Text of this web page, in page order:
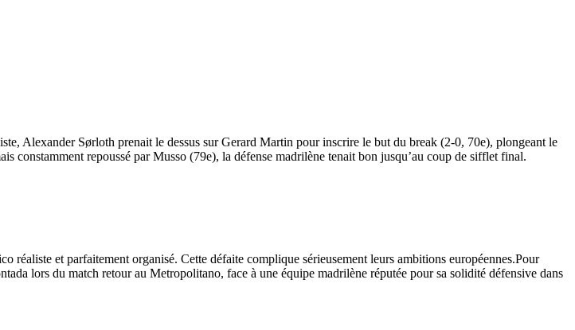
Alexander Sørloth prenait le dessus sur Gerard Martin pour inscrire le but du break (2-0, 70e), plongeant le
constamment repoussé par Musso (79e), la défense madrilène tenait bon jusqu’au coup de sifflet final.
et parfaitement organisé. Cette défaite complique sérieusement leurs ambitions européennes.Pour
lors du match retour au Metropolitano, face à une équipe madrilène réputée pour sa solidité défensive dans